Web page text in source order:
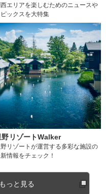
エリアを楽しむためのニュースや
ピックスを大特集
野リゾートWalker
リゾートが運営する多彩な施設の
情報をチェック！
っと見る